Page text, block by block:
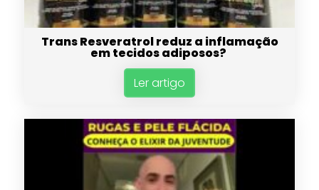
Trans Resveratrol reduz a inflamação
em tecidos adiposos?
Ler artigo